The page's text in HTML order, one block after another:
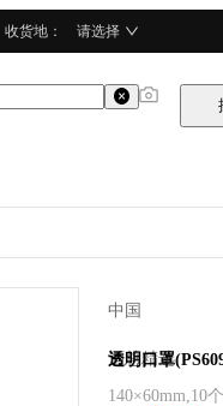
收货地 ： 请选择
中国
酒总精选
透明口罩
140×60mm,10